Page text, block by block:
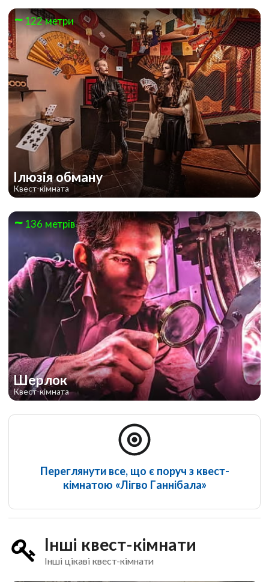
122 метри
Ілюзія обману
Квест-кімната
136 метрів
Шерлок
Квест-кімната
Переглянути все, що є поруч з квест-
кімнатою «Лігво Ганнібала»
Інші квест-кімнати
Інші цікаві квест-кімнати